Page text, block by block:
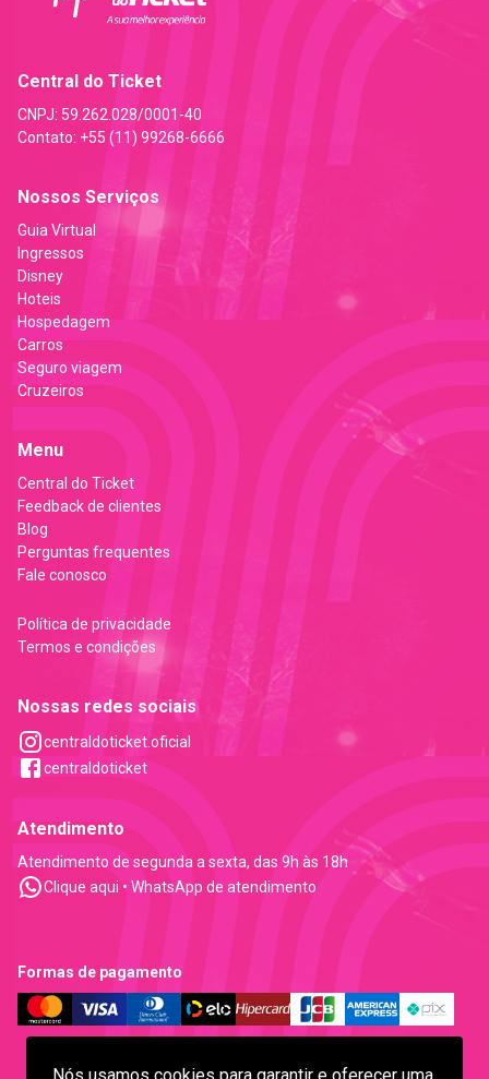
Central do Ticket
CNPJ: 59.262.028/0001-40
Contato: +55 (11) 99268-6666
Nossos Serviços
Guia Virtual
Ingressos
Disney
Hoteis
Hospedagem
Carros
Seguro viagem
Cruzeiros
Menu
Central do Ticket
Feedback de clientes
Blog
Perguntas frequentes
Fale conosco
Política de privacidade
Termos e condições
Nossas redes sociais
centraldoticket.oficial
centraldoticket
Atendimento
Atendimento de segunda a sexta, das 9h às 18h
Clique aqui • WhatsApp de atendimento
Formas de pagamento